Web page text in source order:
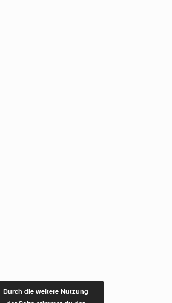
Durch die weitere Nutzung